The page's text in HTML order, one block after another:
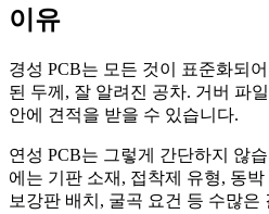
이유
경성 PCB는 모든 것이 표준화되
된 두께, 잘 알려진 공차. 거버 파
안에 견적을 받을 수 있습니다.
연성 PCB는 그렇게 간단하지 않
에는 기판 소재, 접착제 유형, 동
보강판 배치, 굴곡 요건 등 수많은